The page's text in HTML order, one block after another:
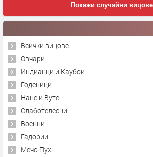
Покажи случайни вицове
Всички вицове
Овчари
Индианци и Каубои
Годеници
Нане и Вуте
Слаботелесни
Военни
Гадории
Мечо Пух